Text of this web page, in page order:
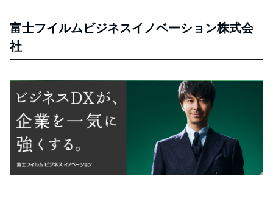
富士フイルムビジネスイノベーション株式会
社